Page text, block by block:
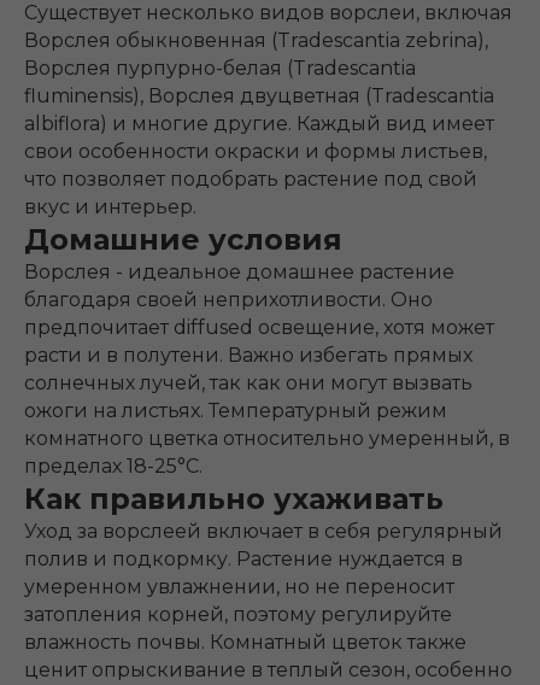
Существует несколько видов ворслеи, включая
Ворслея обыкновенная (Tradescantia zebrina),
Ворслея пурпурно-белая (Tradescantia
fluminensis), Ворслея двуцветная (Tradescantia
albiflora) и многие другие. Каждый вид имеет
свои особенности окраски и формы листьев,
что позволяет подобрать растение под свой
вкус и интерьер.
Домашние условия
Ворслея - идеальное домашнее растение
благодаря своей неприхотливости. Оно
предпочитает diffused освещение, хотя может
расти и в полутени. Важно избегать прямых
солнечных лучей, так как они могут вызвать
ожоги на листьях. Температурный режим
комнатного цветка относительно умеренный, в
пределах 18-25°C.
Как правильно ухаживать
Уход за ворслеей включает в себя регулярный
полив и подкормку. Растение нуждается в
умеренном увлажнении, но не переносит
затопления корней, поэтому регулируйте
влажность почвы. Комнатный цветок также
ценит опрыскивание в теплый сезон, особенно